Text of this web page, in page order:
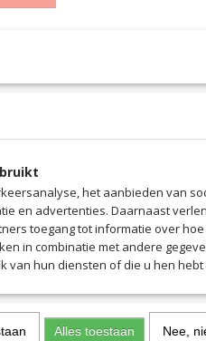
5670VSU
geplaatste
het aanbieden van
en advertenties. Daarnaast
toegang tot informatie over
in combinatie met andere
van hun diensten of die u hen
Alles toestaan Nee,